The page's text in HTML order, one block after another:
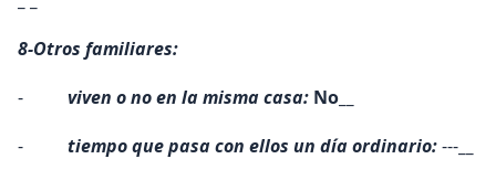
8-Otros familiares:
- viven o no en la misma casa: No
- tiempo que pasa con ellos un día ordinario:---